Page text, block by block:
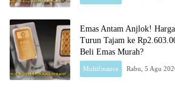
Emas Antam Anjlok!
Turun Tajam ke
Beli Emas Murah?
Multifinance